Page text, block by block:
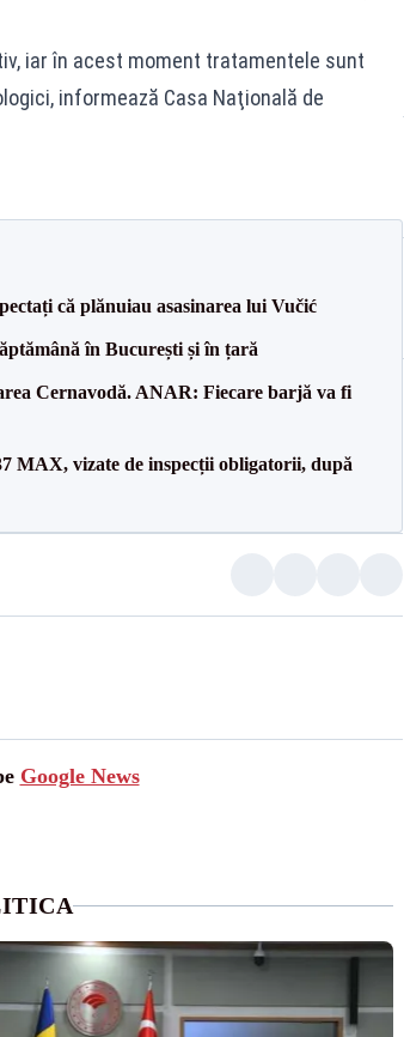
iar în acest moment tratamentele sunt
informează Casa Naţională de
că plănuiau asasinarea lui Vučić
în București și în țară
Cernavodă. ANAR: Fiecare barjă va fi
MAX, vizate de inspecții obligatorii, după
Google News